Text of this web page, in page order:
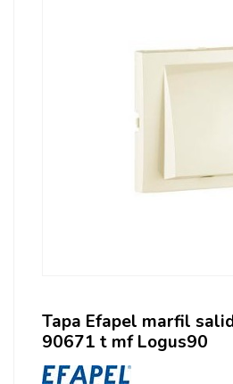
Tapa Efapel marfil
90671 t mf Logus90